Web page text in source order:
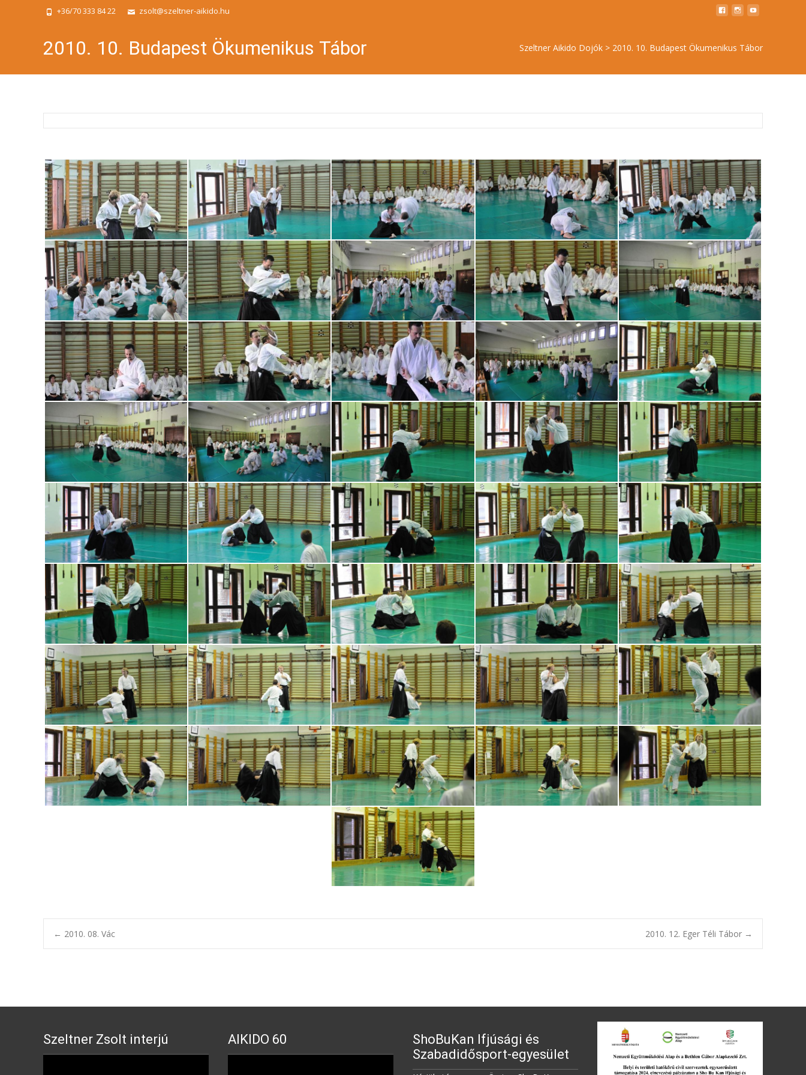
+36/70 333 84 22 zsolt@szeltner-aikido.hu
2010. 10. Budapest Ökumenikus Tábor Szeltner Aikido Dojók > 2010. 10. Budapest Ökumenikus Tábor
Post
← 2010. 08. Vác 2010. 12. Eger Téli Tábor →
Szeltner Zsolt interjú AIKIDO 60
ShoBuKan Ifjúsági és
Szabadidősport-egyesület